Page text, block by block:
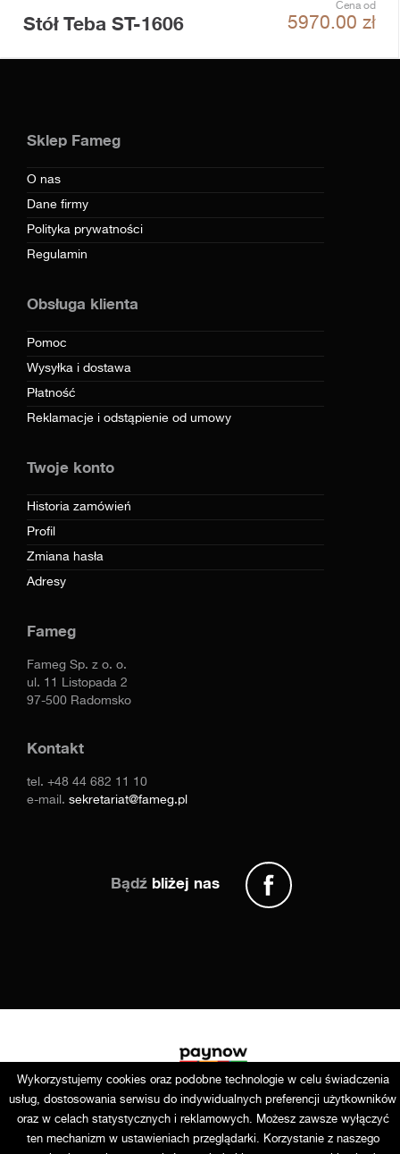
Stół Teba ST-1606
Cena od
5970.00 zł
Sklep Fameg
O nas
Dane firmy
Polityka prywatności
Regulamin
Obsługa klienta
Pomoc
Wysyłka i dostawa
Płatność
Reklamacje i odstąpienie od umowy
Twoje konto
Historia zamówień
Profil
Zmiana hasła
Adresy
Fameg
Fameg Sp. z o. o.
ul. 11 Listopada 2
97-500 Radomsko
Kontakt
tel. +48 44 682 11 10
e-mail. sekretariat@fameg.pl
Bądź bliżej nas
Copyright © 2025 Fameg. Wszystkie prawa zastrzeżone
Wykorzystujemy cookies oraz podobne technologie w celu świadczenia
usług, dostosowania serwisu do indywidualnych preferencji użytkowników
oraz w celach statystycznych i reklamowych. Możesz zawsze wyłączyć
ten mechanizm w ustawieniach przeglądarki. Korzystanie z naszego